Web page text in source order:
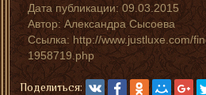
Дата публикации:09.03.2015
Автор:Александра Сысоева
Ссылка: http://www.justluxe.com/
1958719.php
Поделиться: